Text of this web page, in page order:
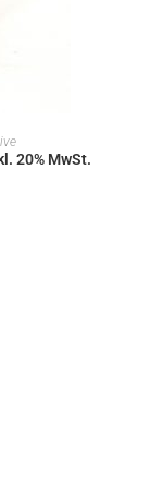
20% MwSt.